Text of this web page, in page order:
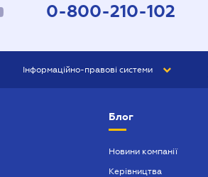
0-800-210-102
Інформаційно-правові системи
БУХГАЛТЕР ПРОФ
Блог
Новини компанії
Керівництва